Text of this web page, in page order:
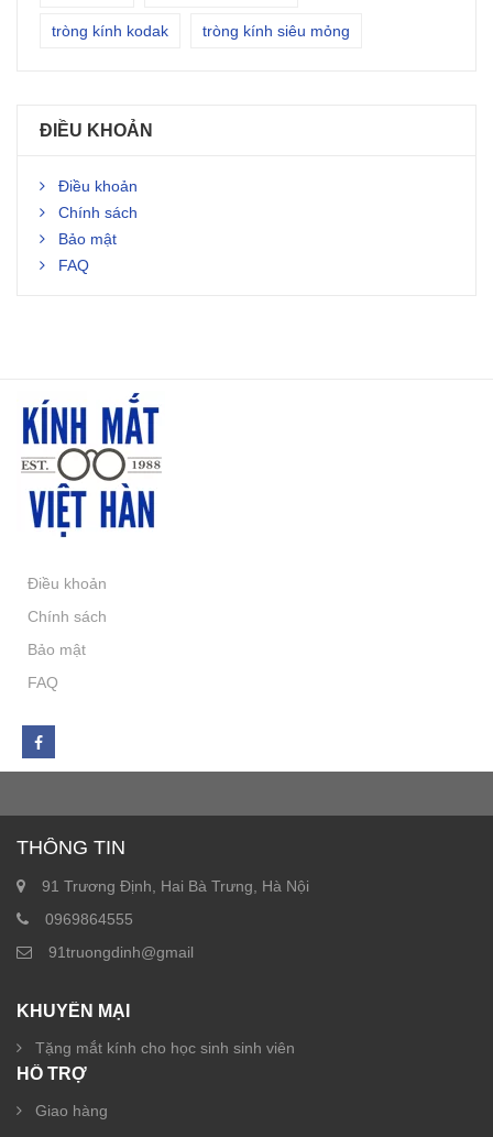
tròng kính kodak tròng kính siêu mỏng
ĐIỀU KHOẢN
Điều khoản
Chính sách
Bảo mật
FAQ
Điều khoản
Chính sách
Bảo mật
FAQ
THÔNG TIN
91 Trương Định, Hai Bà Trưng, Hà Nội
0969864555
91truongdinh@gmail
KHUYẾN MẠI
Tặng mắt kính cho học sinh sinh viên
HỖ TRỢ
Giao hàng